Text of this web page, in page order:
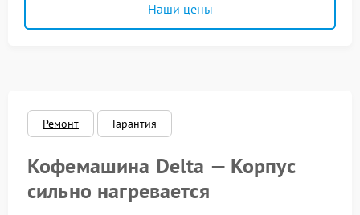
Наши цены
Ремонт Гарантия
Кофемашина Delta — Корпус
сильно нагревается